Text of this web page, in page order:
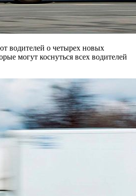
водителей о четырех новых
могут коснуться всех водителей